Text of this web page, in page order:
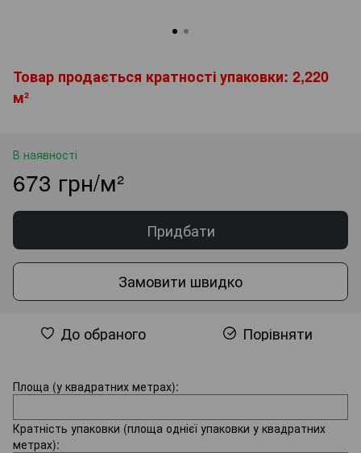
Товар продається кратності упаковки: 2,220
м²
В наявності
673 грн/м²
Придбати
Замовити швидко
До обраного Порівняти
Площа (у квадратних метрах):
Кратність упаковки (площа однієї упаковки у квадратних
метрах):